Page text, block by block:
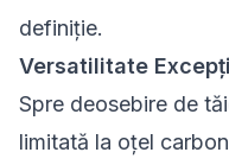
definiție.
Versatilitate
Spre deosebire de
limitată la oțel